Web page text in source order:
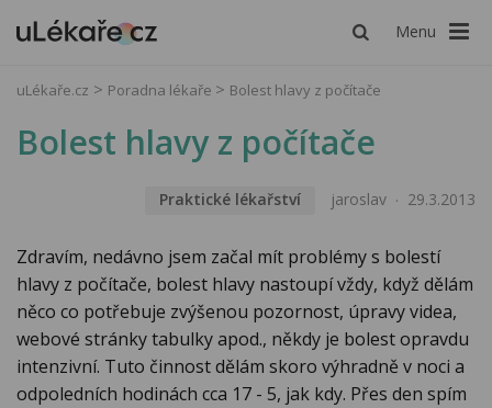
Menu
uLékaře.cz Poradna lékaře Bolest hlavy z počítače
Bolest hlavy z počítače
Praktické lékařství jaroslav 29.3.2013
Zdravím, nedávno jsem začal mít problémy s bolestí
hlavy z počítače, bolest hlavy nastoupí vždy, když dělám
něco co potřebuje zvýšenou pozornost, úpravy videa,
webové stránky tabulky apod., někdy je bolest opravdu
intenzivní. Tuto činnost dělám skoro výhradně v noci a
odpoledních hodinách cca 17 - 5, jak kdy. Přes den spím